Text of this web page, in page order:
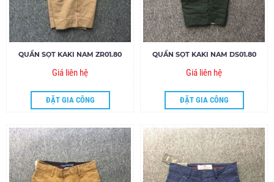
QUẦN SỌT KAKI NAM ZR01.80
Giá liên hệ
ĐẶT GIA CÔNG
QUẦN SỌT KAKI NAM DS01.80
Giá liên hệ
ĐẶT GIA CÔNG